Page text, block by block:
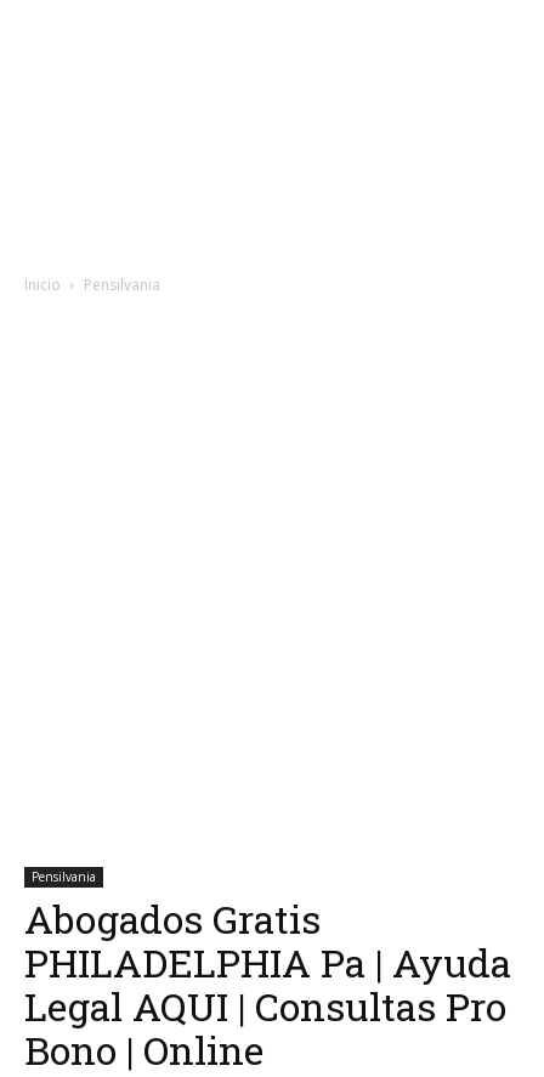
Inicio Pensilvania
Pensilvania
Abogados Gratis
PHILADELPHIA Pa | Ayuda
Legal AQUI | Consultas Pro
Bono | Online